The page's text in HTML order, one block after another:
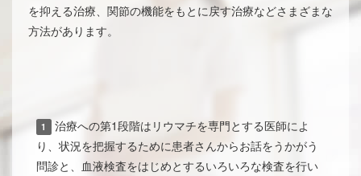
を抑える治療、関節の機能をもとに戻す治療などさまざまな
方法があります。
1 治療への第1段階はリウマチを専門とする医師によ
り、状況を把握するために患者さんからお話をうかがう
問診と、血液検査をはじめとするいろいろな検査を行い